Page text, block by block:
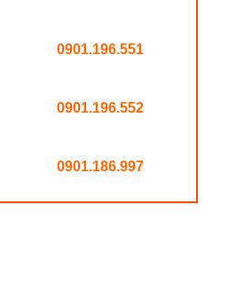
0901.196.551
0901.196.552
0901.186.997